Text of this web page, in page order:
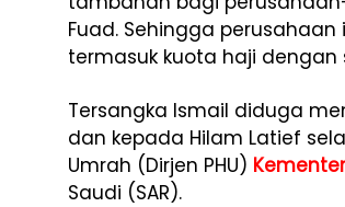
Fuad. Sehingga
termasuk kuota haji
Tersangka Ismail diduga
dan kepada Hilam Latief
Umrah (Dirjen PHU)
Saudi (SAR).